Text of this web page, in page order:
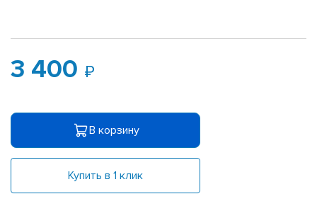
3 400
В корзину
Купить в 1 клик